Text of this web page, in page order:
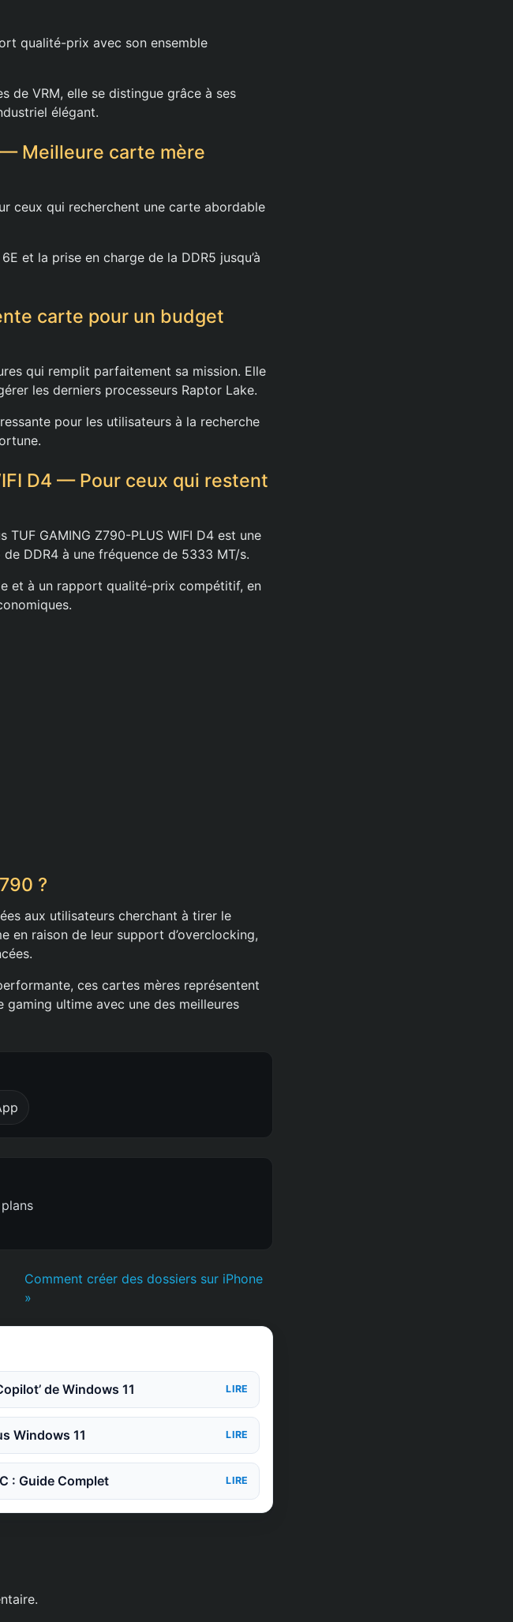
qualité-prix avec son ensemble
de VRM, elle se distingue grâce à ses
élégant.
— Meilleure carte mère
ceux qui recherchent une carte abordable
et la prise en charge de la DDR5 jusqu’à
carte pour un budget
qui remplit parfaitement sa mission. Elle
les derniers processeurs Raptor Lake.
pour les utilisateurs à la recherche
D4 — Pour ceux qui restent
TUF GAMING Z790-PLUS WIFI D4 est une
DDR4 à une fréquence de 5333 MT/s.
et à un rapport qualité-prix compétitif, en
?
aux utilisateurs cherchant à tirer le
en raison de leur support d’overclocking,
ces cartes mères représentent
gaming ultime avec une des meilleures
Comment créer des dossiers sur iPhone
»
de Windows 11 LIRE
Windows 11 LIRE
: Guide Complet LIRE